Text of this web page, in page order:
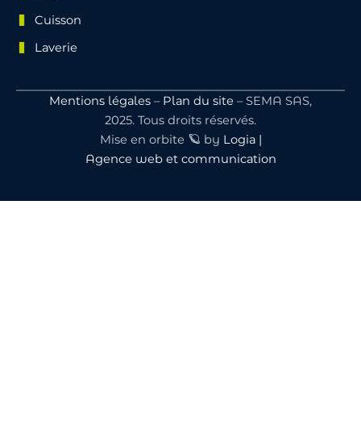
Cuisson
Laverie
Mentions légales – Plan du site – SEMA SAS,
2025. Tous droits réservés.
Mise en orbite 🪐 by Logia |
Agence web et communication